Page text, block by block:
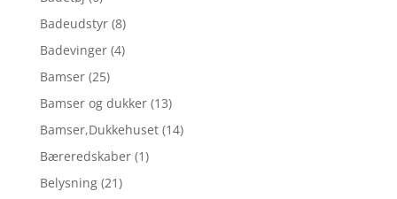
Badeudstyr (8)
Badevinger (4)
Bamser (25)
Bamser og dukker (13)
Bamser,Dukkehuset (14)
Bæreredskaber (1)
Belysning (21)